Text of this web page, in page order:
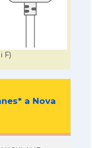
F)
a Nova